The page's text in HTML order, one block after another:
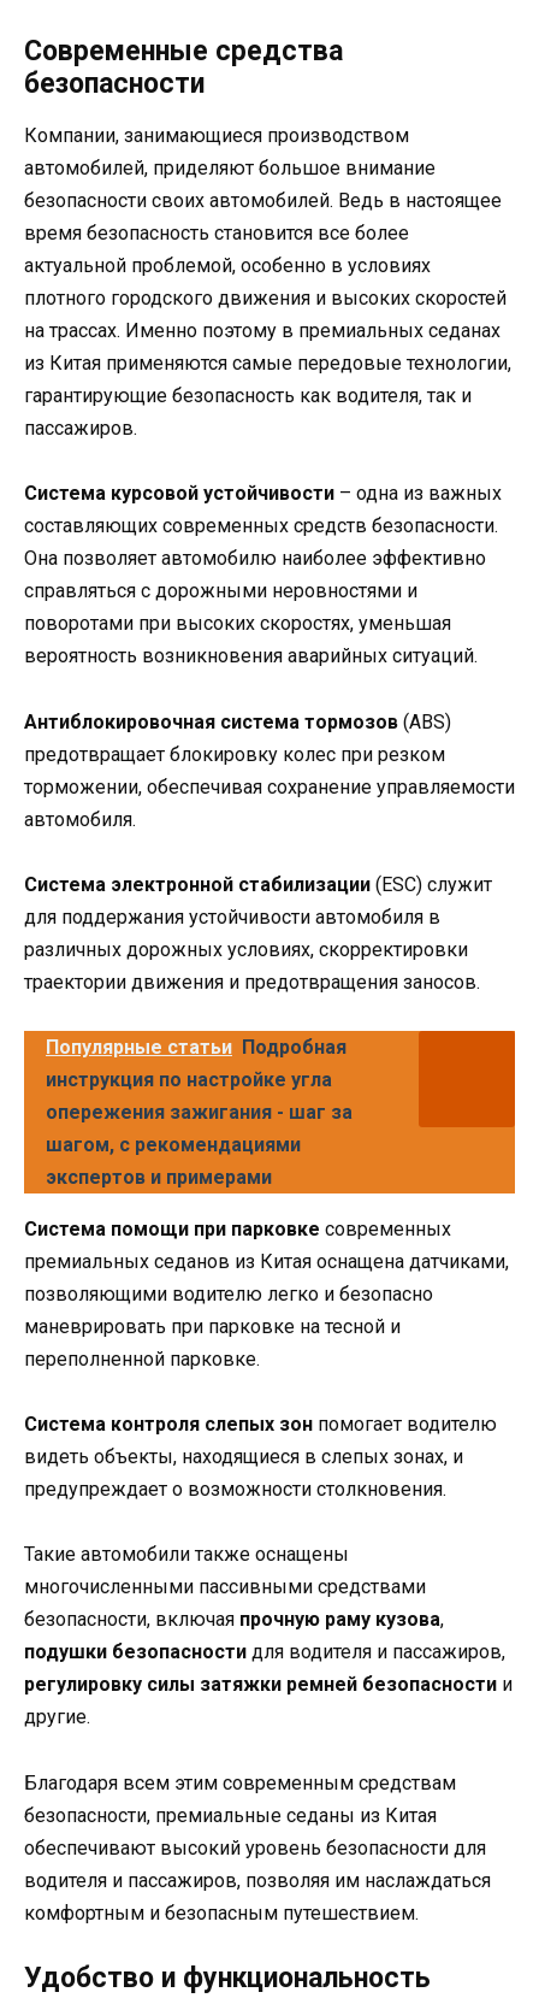
Современные средства
безопасности
Компании, занимающиеся производством
автомобилей, приделяют большое внимание
безопасности своих автомобилей. Ведь в настоящее
время безопасность становится все более
актуальной проблемой, особенно в условиях
плотного городского движения и высоких скоростей
на трассах. Именно поэтому в премиальных седанах
из Китая применяются самые передовые технологии,
гарантирующие безопасность как водителя, так и
пассажиров.
Система курсовой устойчивости – одна из важных
составляющих современных средств безопасности.
Она позволяет автомобилю наиболее эффективно
справляться с дорожными неровностями и
поворотами при высоких скоростях, уменьшая
вероятность возникновения аварийных ситуаций.
Антиблокировочная система тормозов (ABS)
предотвращает блокировку колес при резком
торможении, обеспечивая сохранение управляемости
автомобиля.
Система электронной стабилизации (ESC) служит
для поддержания устойчивости автомобиля в
различных дорожных условиях, скорректировки
траектории движения и предотвращения заносов.
Популярные статьи Подробная
инструкция по настройке угла
опережения зажигания - шаг за
шагом, с рекомендациями
экспертов и примерами
Система помощи при парковке современных
премиальных седанов из Китая оснащена датчиками,
позволяющими водителю легко и безопасно
маневрировать при парковке на тесной и
переполненной парковке.
Система контроля слепых зон помогает водителю
видеть объекты, находящиеся в слепых зонах, и
предупреждает о возможности столкновения.
Такие автомобили также оснащены
многочисленными пассивными средствами
безопасности, включая прочную раму кузова,
подушки безопасности для водителя и пассажиров,
регулировку силы затяжки ремней безопасности и
другие.
Благодаря всем этим современным средствам
безопасности, премиальные седаны из Китая
обеспечивают высокий уровень безопасности для
водителя и пассажиров, позволяя им наслаждаться
комфортным и безопасным путешествием.
Удобство и функциональность